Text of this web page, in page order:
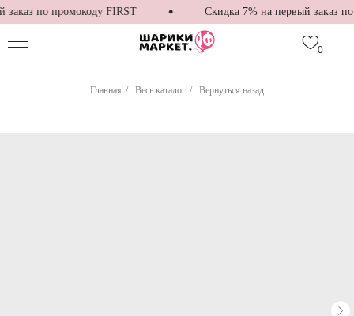
по промокоду FIRST Скидка 7% на первый заказ по
0
Главная / Весь каталог / Вернуться назад